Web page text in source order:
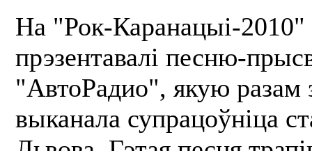
На "Рок-Каранацыі-
прэзентавалі песню-
"АвтоРадио", якую разам
выканала супрацоўніца